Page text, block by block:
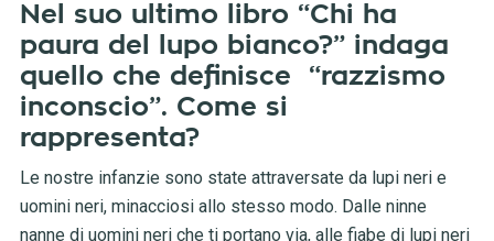
Nel suo ultimo libro “Chi ha
paura del lupo bianco?” indaga
quello che definisce “razzismo
inconscio”. Come si
rappresenta?
Le nostre infanzie sono state attraversate da lupi neri e
uomini neri, minacciosi allo stesso modo. Dalle ninne
nanne di uomini neri che ti portano via, alle fiabe di lupi neri